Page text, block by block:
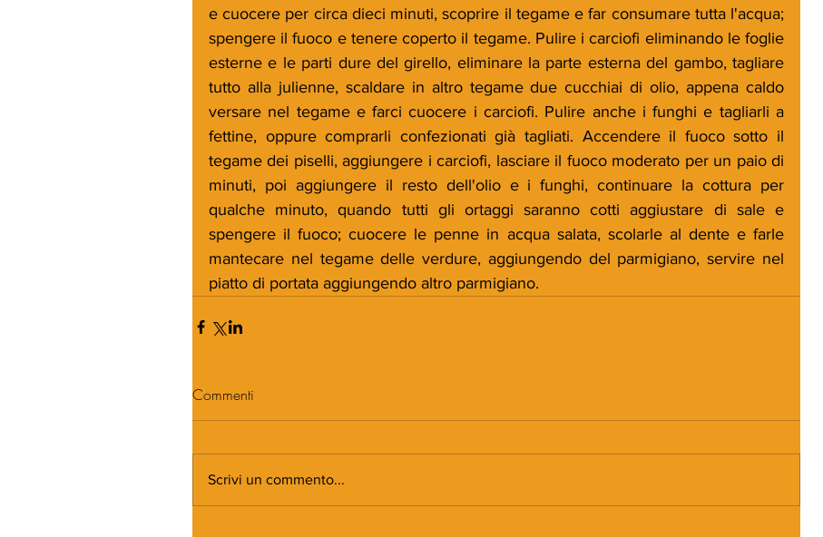
e cuocere per circa dieci minuti, scoprire il tegame e far consumare tutta l'acqua;
spengere il fuoco e tenere coperto il tegame. Pulire i carciofi eliminando le foglie
esterne e le parti dure del girello, eliminare la parte esterna del gambo, tagliare
tutto alla julienne, scaldare in altro tegame due cucchiai di olio, appena caldo
versare nel tegame e farci cuocere i carciofi. Pulire anche i funghi e tagliarli a
fettine, oppure comprarli confezionati già tagliati. Accendere il fuoco sotto il
tegame dei piselli, aggiungere i carciofi, lasciare il fuoco moderato per un paio di
minuti, poi aggiungere il resto dell'olio e i funghi, continuare la cottura per
qualche minuto, quando tutti gli ortaggi saranno cotti aggiustare di sale e
spengere il fuoco; cuocere le penne in acqua salata, scolarle al dente e farle
mantecare nel tegame delle verdure, aggiungendo del parmigiano, servire nel
piatto di portata aggiungendo altro parmigiano.
Commenti
Scrivi un commento...